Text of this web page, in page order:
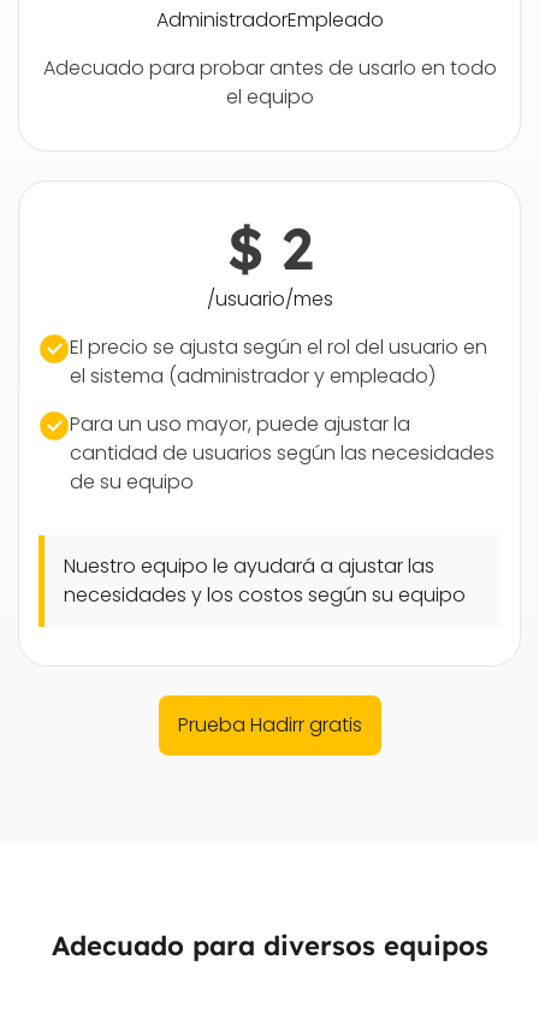
AdministradorEmpleado
Adecuado para probar antes de usarlo en todo
el equipo
$ 2
/usuario/mes
El precio se ajusta según el rol del usuario en
el sistema (administrador y empleado)
Para un uso mayor, puede ajustar la
cantidad de usuarios según las necesidades
de su equipo
Nuestro equipo le ayudará a ajustar las
necesidades y los costos según su equipo
Prueba Hadirr gratis
Adecuado para diversos equipos